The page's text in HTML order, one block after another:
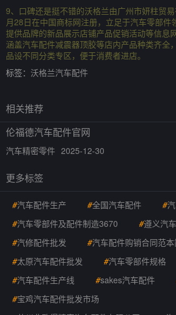
9、口碑还是挺不错的沃格兰由广州市妍柱贸
月28日在中国商标网注册，立足于汽车零部件
提供品牌的新品展示店铺产品促销活动等信息
涵盖汽车配件减震器顶胶等店内产品种类齐全
品设不同分类专区，便于消费者进店。
标签： 沃格兰汽车配件
相关推荐
伦福德汽车配件官网
汽车精密零件 2025-12-30
更多标签
#汽车配件生产 #全国汽车配件 #
#汽车零部件及配件制造3670 #遵义汽
#汽修配件批发 #汽车配件购销合同范
#太原汽车配件批发 #汽车零部件规格
#汽车配件生产线 #sakes汽车配件
#宝鸡汽车配件批发市场